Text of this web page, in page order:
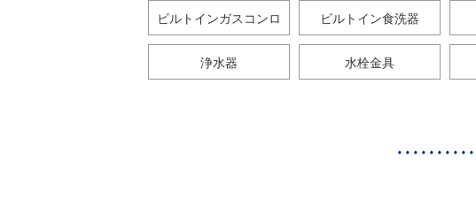
ビルトインガスコンロ ビルトイン食洗器
浄水器 水栓金具